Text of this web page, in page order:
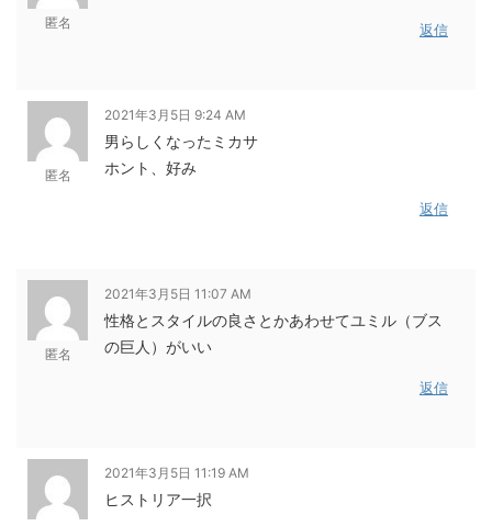
匿名 返信
匿名
2021年3月5日 9:24 AM
男らしくなったミカサ
ホント、好み
返信
匿名
2021年3月5日 11:07 AM
性格とスタイルの良さとかあわせてユミル（ブス
の巨人）がいい
返信
2021年3月5日 11:19 AM
ヒストリア一択